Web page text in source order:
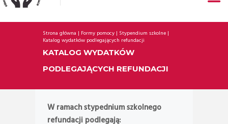
Strona główna Formy pomocy Stypendium szkolne
Katalog wydatków podlegających refundacji
KATALOG WYDATKÓW
PODLEGAJĄCYCH REFUNDACJI
W ramach stypednium szkolnego
refundacji podlegają: